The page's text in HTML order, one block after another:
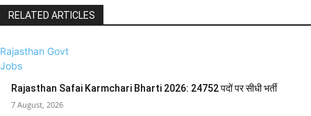
RELATED ARTICLES
Rajasthan Govt
Jobs
Rajasthan Safai Karmchari Bharti 2026: 24752 पदों पर सीधी भर्ती
7 August, 2026